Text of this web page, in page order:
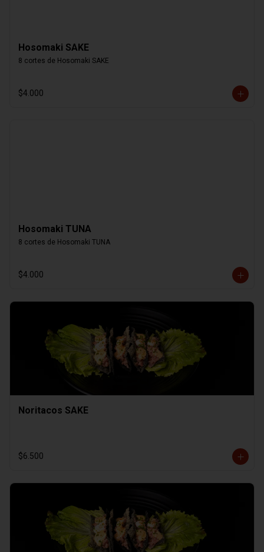
Hosomaki SAKE
8 cortes de Hosomaki SAKE
$4.000
Hosomaki TUNA
8 cortes de Hosomaki TUNA
$4.000
Noritacos SAKE
$6.500